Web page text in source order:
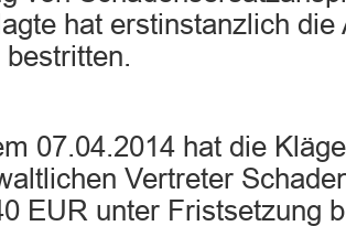
hat erstinstanzlich
bestritten.
07.04.2014 hat die
Vertreter
EUR unter Fristsetzung